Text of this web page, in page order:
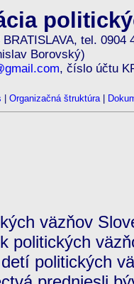
tel. 0904
Borovský)
, číslo účtu
Organizačná štruktúra|
väzňov
politických
politických